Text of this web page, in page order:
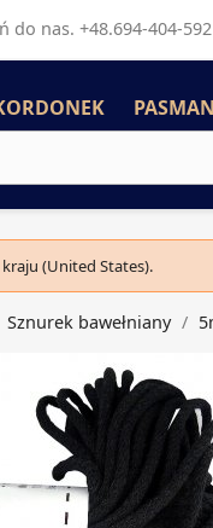
do nas. +48.694-404-592
(United States).
Sznurek bawełniany